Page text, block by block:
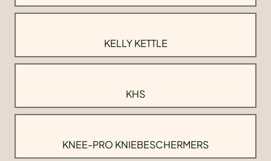
KELLY KETTLE
KHS
KNEE-PRO KNIEBESCHERMERS